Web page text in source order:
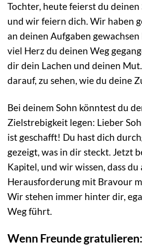
Tochter, heute feierst du deinen
und wir feiern dich. Wir haben
an deinen Aufgaben
viel Herz du deinen Weg
dir dein Lachen und deinen
darauf, zu sehen, wie du deine
Bei deinem Sohn könntest du
Zielstrebigkeit legen: Lieber
ist geschafft! Du hast dich
gezeigt, was in dir steckt. Jetzt
Kapitel, und wir wissen, dass du
Herausforderung mit Bravour
Wir stehen immer hinter dir,
Weg führt.
Wenn Freunde